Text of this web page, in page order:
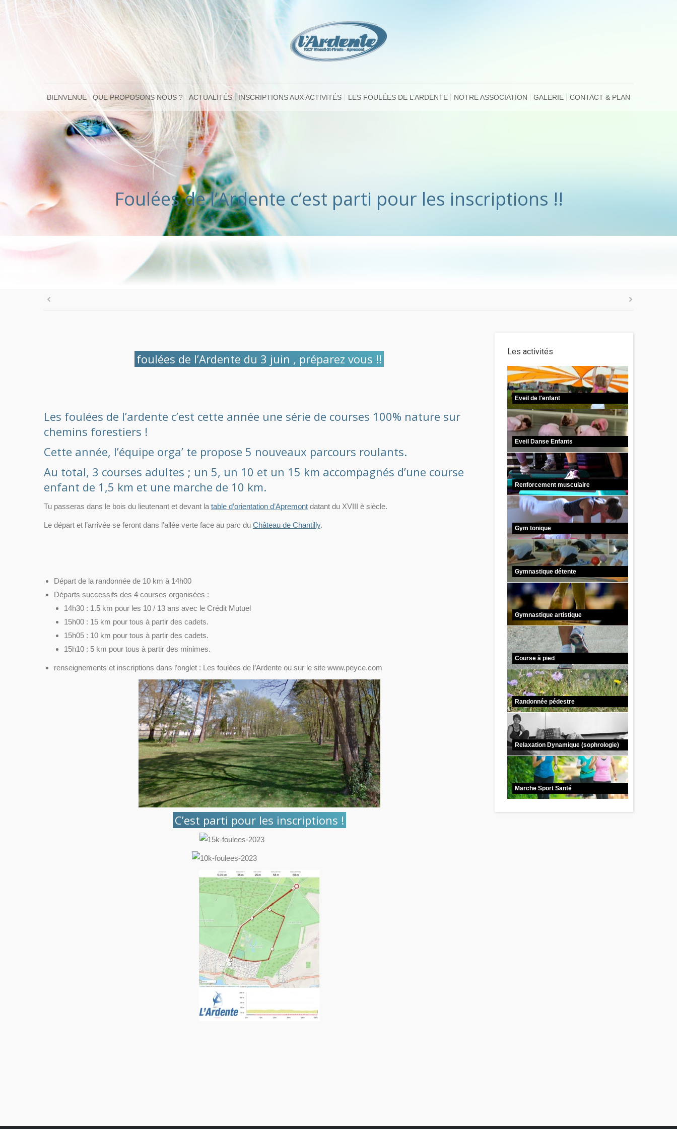
BIENVENUE QUE PROPOSONS NOUS ? ACTUALITÉS INSCRIPTIONS AUX ACTIVITÉS LES FOULÉES DE L’ARDENTE NOTRE ASSOCIATION GALERIE CONTACT & PLAN
Foulées de l’Ardente c’est parti pour les inscriptions !!
foulées de l’Ardente du 3 juin , préparez vous !!
Les foulées de l’ardente c’est cette année une série de courses 100% nature sur
chemins forestiers !
Cette année, l’équipe orga’ te propose 5 nouveaux parcours roulants.
Au total, 3 courses adultes ; un 5, un 10 et un 15 km accompagnés d’une course
enfant de 1,5 km et une marche de 10 km.
Tu passeras dans le bois du lieutenant et devant la table d’orientation d’Apremont datant du XVIII è siècle.
Le départ et l’arrivée se feront dans l’allée verte face au parc du Château de Chantilly.
Départ de la randonnée de 10 km à 14h00
Départs successifs des 4 courses organisées :
14h30 : 1.5 km pour les 10 / 13 ans avec le Crédit Mutuel
15h00 : 15 km pour tous à partir des cadets.
15h05 : 10 km pour tous à partir des cadets.
15h10 : 5 km pour tous à partir des minimes.
renseignements et inscriptions dans l’onglet : Les foulées de l’Ardente ou sur le site www.peyce.com
C’est parti pour les inscriptions !
Les activités
Eveil de l'enfant
Eveil Danse Enfants
Renforcement musculaire
Gym tonique
Gymnastique détente
Gymnastique artistique
Course à pied
Randonnée pédestre
Relaxation Dynamique (sophrologie)
Marche Sport Santé